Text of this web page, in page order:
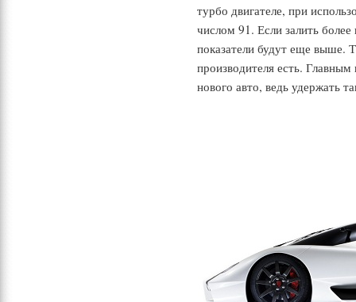
турбо двигателе, при
числом 91. Если залить
показатели будут еще выше.
производителя есть.
нового авто, ведь удержать